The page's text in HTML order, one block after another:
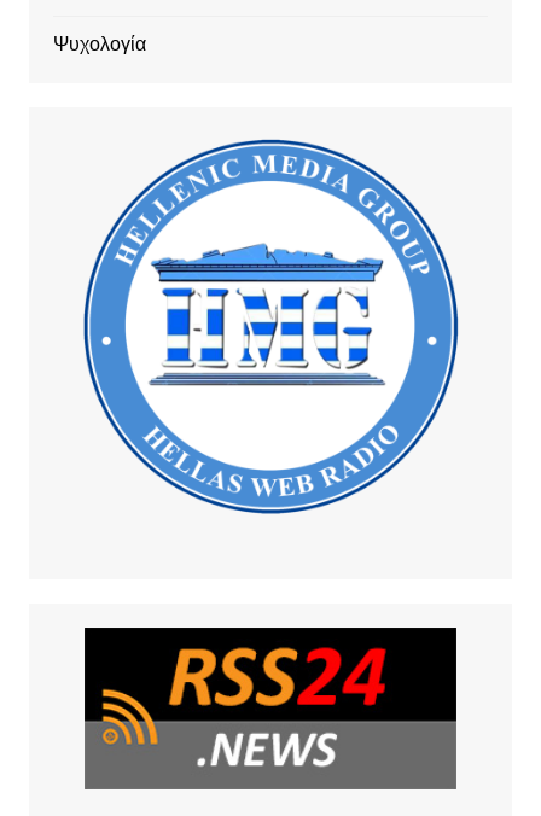
Ψυχολογία